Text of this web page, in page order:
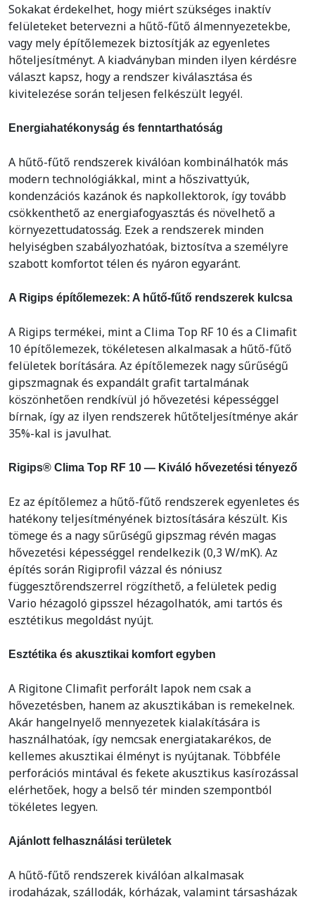
Sokakat érdekelhet, hogy miért szükséges inaktív
felületeket betervezni a hűtő-fűtő álmennyezetekbe,
vagy mely építőlemezek biztosítják az egyenletes
hőteljesítményt. A kiadványban minden ilyen kérdésre
választ kapsz, hogy a rendszer kiválasztása és
kivitelezése során teljesen felkészült legyél.
Energiahatékonyság és fenntarthatóság
A hűtő-fűtő rendszerek kiválóan kombinálhatók más
modern technológiákkal, mint a hőszivattyúk,
kondenzációs kazánok és napkollektorok, így tovább
csökkenthető az energiafogyasztás és növelhető a
környezettudatosság. Ezek a rendszerek minden
helyiségben szabályozhatóak, biztosítva a személyre
szabott komfortot télen és nyáron egyaránt.
A Rigips építőlemezek: A hűtő-fűtő rendszerek kulcsa
A Rigips termékei, mint a Clima Top RF 10 és a Climafit
10 építőlemezek, tökéletesen alkalmasak a hűtő-fűtő
felületek borítására. Az építőlemezek nagy sűrűségű
gipszmagnak és expandált grafit tartalmának
köszönhetően rendkívül jó hővezetési képességgel
bírnak, így az ilyen rendszerek hűtőteljesítménye akár
35%-kal is javulhat.
Rigips® Clima Top RF 10 — Kiváló hővezetési tényező
Ez az építőlemez a hűtő-fűtő rendszerek egyenletes és
hatékony teljesítményének biztosítására készült. Kis
tömege és a nagy sűrűségű gipszmag révén magas
hővezetési képességgel rendelkezik (0,3 W/mK). Az
építés során Rigiprofil vázzal és nóniusz
függesztőrendszerrel rögzíthető, a felületek pedig
Vario hézagoló gipsszel hézagolhatók, ami tartós és
esztétikus megoldást nyújt.
Esztétika és akusztikai komfort egyben
A Rigitone Climafit perforált lapok nem csak a
hővezetésben, hanem az akusztikában is remekelnek.
Akár hangelnyelő mennyezetek kialakítására is
használhatóak, így nemcsak energiatakarékos, de
kellemes akusztikai élményt is nyújtanak. Többféle
perforációs mintával és fekete akusztikus kasírozással
elérhetőek, hogy a belső tér minden szempontból
tökéletes legyen.
Ajánlott felhasználási területek
A hűtő-fűtő rendszerek kiválóan alkalmasak
irodaházak, szállodák, kórházak, valamint társasházak